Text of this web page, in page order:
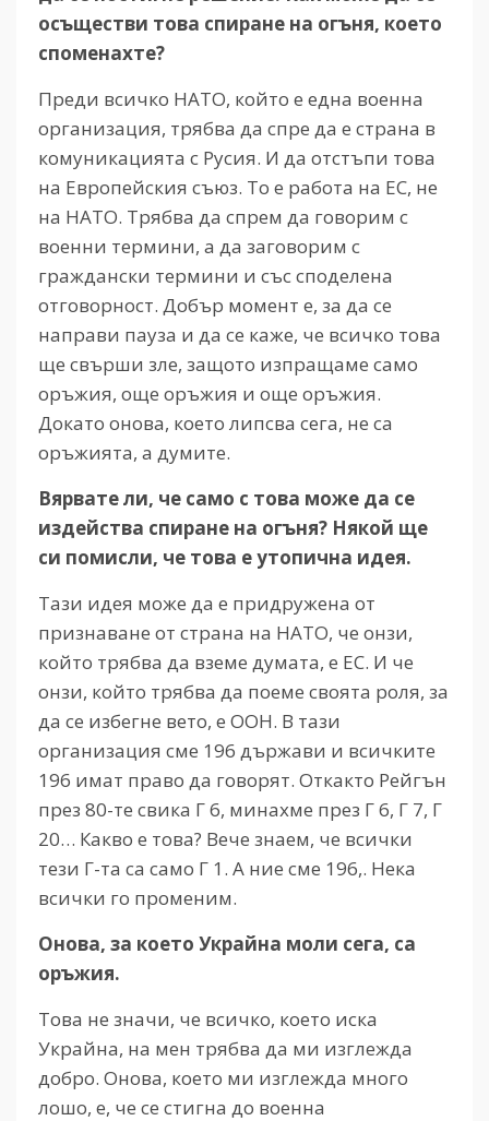
осъществи това спиране на огъня, което
споменахте?
Преди всичко НАТО, който е една военна
организация, трябва да спре да е страна в
комуникацията с Русия. И да отстъпи това
на Европейския съюз. То е работа на ЕС, не
на НАТО. Трябва да спрем да говорим с
военни термини, а да заговорим с
граждански термини и със споделена
отговорност. Добър момент е, за да се
направи пауза и да се каже, че всичко това
ще свърши зле, защото изпращаме само
оръжия, още оръжия и още оръжия.
Докато онова, което липсва сега, не са
оръжията, а думите.
Вярвате ли, че само с това може да се
издейства спиране на огъня? Някой ще
си помисли, че това е утопична идея.
Тази идея може да е придружена от
признаване от страна на НАТО, че онзи,
който трябва да вземе думата, е ЕС. И че
онзи, който трябва да поеме своята роля, за
да се избегне вето, е ООН. В тази
организация сме 196 държави и всичките
196 имат право да говорят. Откакто Рейгън
през 80-те свика Г 6, минахме през Г 6, Г 7, Г
20… Какво е това? Вече знаем, че всички
тези Г-та са само Г 1. А ние сме 196,. Нека
всички го променим.
Онова, за което Украйна моли сега, са
оръжия.
Това не значи, че всичко, което иска
Украйна, на мен трябва да ми изглежда
добро. Онова, което ми изглежда много
лошо, е, че се стигна до военна